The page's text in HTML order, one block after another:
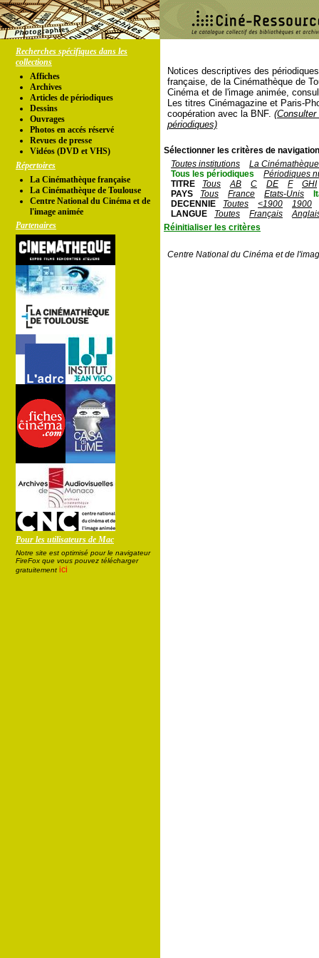
Recherches spécifiques dans les
collections
Affiches
Archives
Articles de périodiques
Dessins
Ouvrages
Photos en accés réservé
Revues de presse
Vidéos (DVD et VHS)
Répertoires
La Cinémathèque française
La Cinémathèque de Toulouse
Centre National du Cinéma et de
l'image animée
Partenaires
Pour les utilisateurs de Mac
Notre site est optimisé pour le navigateur
FireFox que vous pouvez télécharger
gratuitement ici
Notices descriptives des
française, de la Cinémathèque de
Cinéma et de l'image animée,
Les titres Cinémagazine et Paris-
coopération avec la BNF.
périodiques)
Sélectionner les critères de
Toutes institutions
La
Tous les périodiques
Périodiques
TITRE
Tous AB C DE F
GHI
PAYS
Tous France Etats-Unis
DECENNIE
Toutes <1900
1900
LANGUE
Toutes Français
Réinitialiser les critères
Centre National du Cinéma et de